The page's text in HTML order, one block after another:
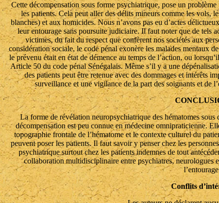
Cette décompensation sous forme psychiatrique, pose un
les patients. Cela peut aller des délits mineurs comme les vols,
blanches) et aux homicides. Nous n’avons pas eu d’actes
leur entourage sans poursuite judiciaire. Il faut noter que de tels
victimes, du fait du respect que confèrent nos sociétés aux
considération sociale, le code pénal exonère les malades mentaux
le prévenu était en état de démence au temps de l’action, ou
Article 50 du code pénal Sénégalais. Même s’il y a une
des patients peut être retenue avec des dommages et intérêts
surveillance et une vigilance de la part des soignants et de
La forme de révélation neuropsychiatrique des hématomes
décompensation est peu connue en médecine omnipraticienne.
topographie frontale de l’hématome et le contexte culturel du
peuvent poser les patients. Il faut savoir y penser chez les
psychiatrique surtout chez les patients indemnes de tout
collaboration multidisciplinaire entre psychiatres, neurologues
Conflits